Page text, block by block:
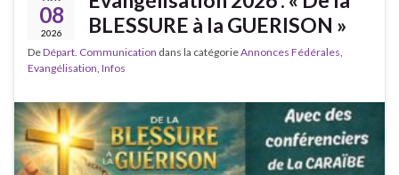
08
2026
BLESSURE à la GUERISON »
DeDépart. Communication dans la catégorieAnnonces Fédérales,
Evangélisation, Infos